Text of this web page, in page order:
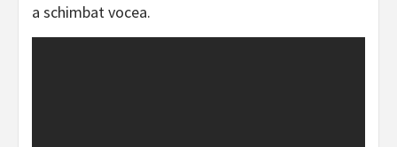
a schimbat vocea.